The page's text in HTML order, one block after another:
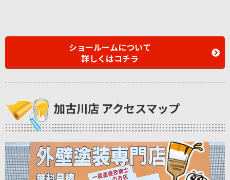
ショールームについて
詳しくはコチラ
加古川店 アクセスマップ